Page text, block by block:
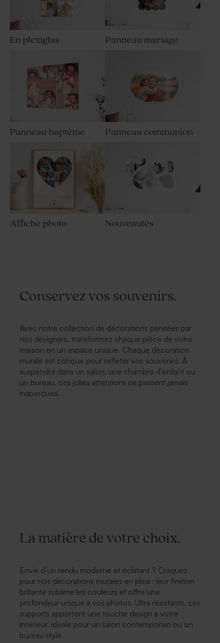
En plexiglas Panneau mariage
Panneau baptême Panneau communion
Affiche photo Nouveautés
Conservez vos souvenirs.
Avec notre collection de décorations pensées par
nos designers, transformez chaque pièce de votre
maison en un espace unique. Chaque décoration
murale est conçue pour refléter vos souvenirs. À
suspendre dans un salon, une chambre d’enfant ou
un bureau, ces jolies attentions ne passent jamais
inaperçues.
La matière de votre choix.
Envie d’un rendu moderne et éclatant ? Craquez
pour nos décorations murales en plexi : leur finition
brillante sublime les couleurs et offre une
profondeur unique à vos photos. Ultra résistants, ces
supports apportent une touche design à votre
intérieur, idéale pour un salon contemporain ou un
bureau stylé.